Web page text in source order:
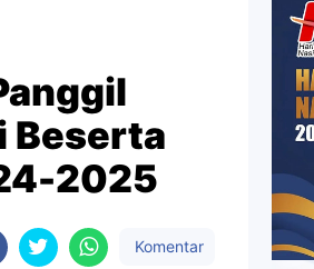
Beserta
2025
Komentar